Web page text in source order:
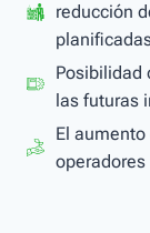
reducción
Posibilidad
las futuras
El
operadores